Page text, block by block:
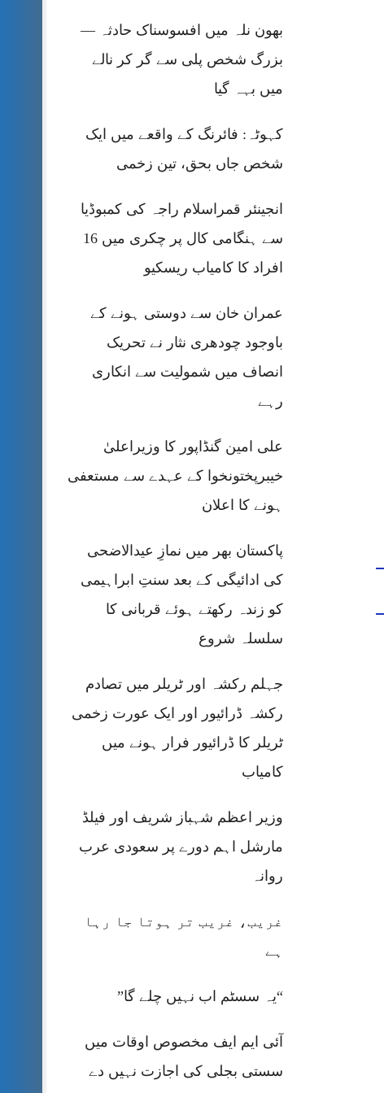
بھون نلہ میں افسوسناک حادثہ —
بزرگ شخص پلی سے گر کر نالے
میں بہہ گیا
کہوٹہ: فائرنگ کے واقعے میں ایک
شخص جاں بحق، تین زخمی
انجینئر قمراسلام راجہ کی کمبوڈیا
سے ہنگامی کال پر چکری میں 16
افراد کا کامیاب ریسکیو
عمران خان سے دوستی ہونے کے
باوجود چودھری نثار نے تحریک
انصاف میں شمولیت سے انکاری
رہے
علی امین گنڈاپور کا وزیراعلیٰ
خیبرپختونخوا کے عہدے سے مستعفی
ہونے کا اعلان
پاکستان بھر میں نمازِ عیدالاضحی
کی ادائیگی کے بعد سنتِ ابراہیمی
کو زندہ رکھتے ہوئے قربانی کا
سلسلہ شروع
جہلم رکشہ اور ٹریلر میں تصادم
رکشہ ڈرائیور اور ایک عورت زخمی
ٹریلر کا ڈرائیور فرار ہونے میں
کامیاب
وزیر اعظم شہباز شریف اور فیلڈ
مارشل اہم دورے پر سعودی عرب
روانہ
غریب، غریب تر ہوتا جا رہا
ہے
“یہ سسٹم اب نہیں چلے گا”
آئی ایم ایف مخصوص اوقات میں
سستی بجلی کی اجازت نہیں دے